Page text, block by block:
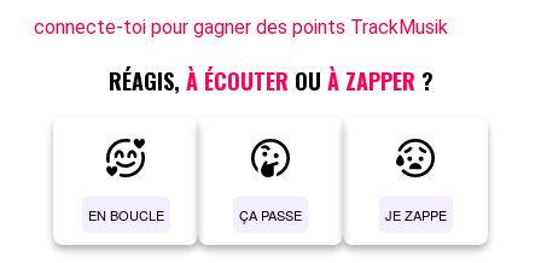
connecte-toi pour gagner des points TrackMusik
RÉAGIS, À ÉCOUTER OU À ZAPPER ?
EN BOUCLE ÇA PASSE JE ZAPPE